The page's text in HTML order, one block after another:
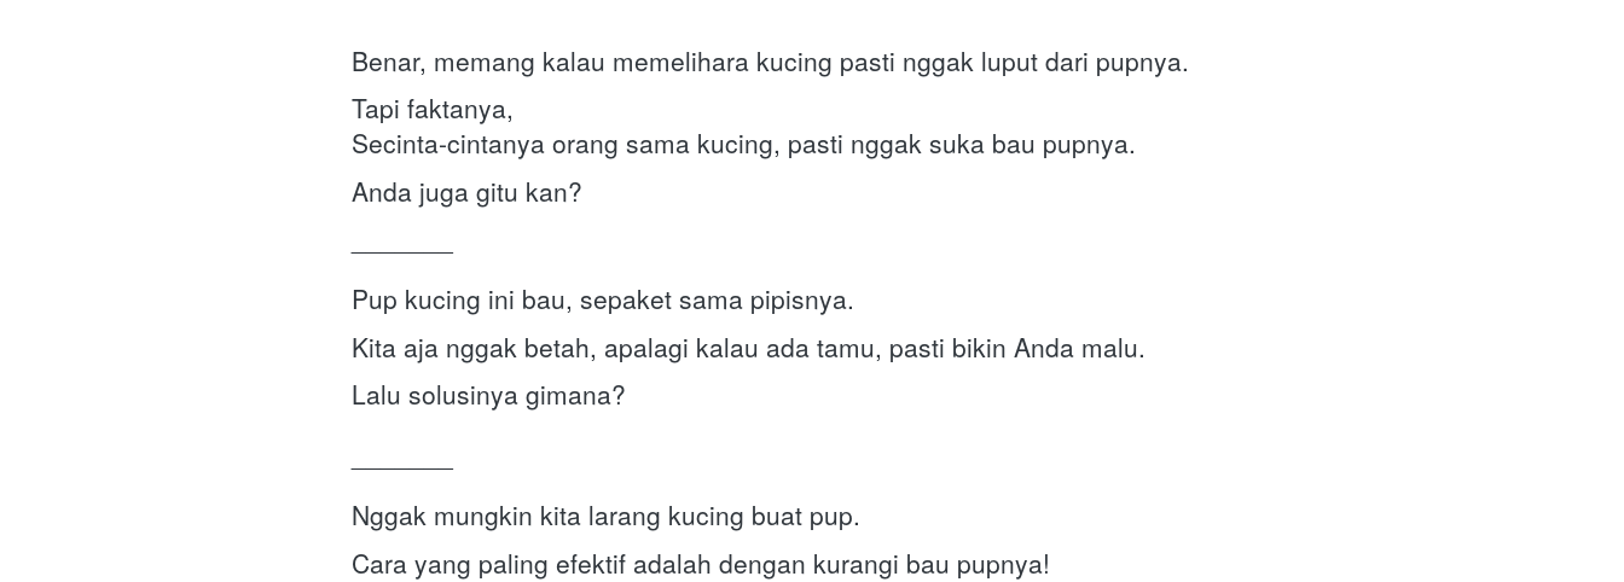
Benar, memang kalau memelihara kucing pasti nggak luput dari pupnya.
Tapi faktanya,
Secinta-cintanya orang sama kucing, pasti nggak suka bau pupnya.
Anda juga gitu kan?
Pup kucing ini bau, sepaket sama pipisnya.
Kita aja nggak betah, apalagi kalau ada tamu, pasti bikin Anda malu.
Lalu solusinya gimana?
Nggak mungkin kita larang kucing buat pup.
Cara yang paling efektif adalah dengan kurangi bau pupnya!